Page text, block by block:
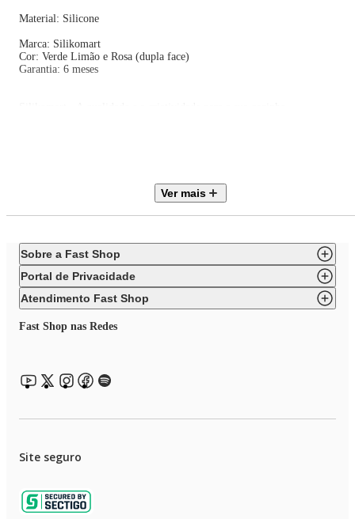
Material: Silicone
Marca: Silikomart
Cor: Verde Limão e Rosa (dupla face)
Garantia: 6 meses
com funcionalidade, praticidade e beleza que atendem às necessidades de
todos aqueles que gostam de cozinhar. Os produtos Silikomart tem uma
Ver mais
Sobre a Fast Shop
Portal de Privacidade
Atendimento Fast Shop
Fast Shop nas Redes
Site seguro